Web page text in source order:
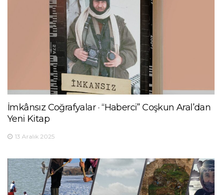
İmkânsız Coğrafyalar · “Haberci” Coşkun Aral’dan
Yeni Kitap
13 Aralık 2025